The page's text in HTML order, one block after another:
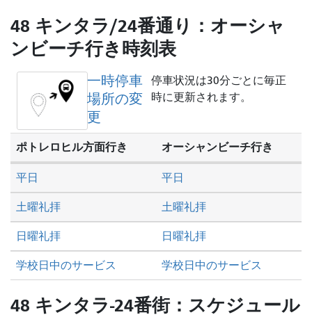
旅
し
た
か
48 キンタラ/24番通り：オーシャ
ンビーチ行き時刻表
一時停車
場所の変
更
停車状況は30分ごとに毎正
時に更新されます。
ポトレロヒル方面行き オーシャンビーチ行き
土曜礼拝 土曜礼拝
日曜礼拝 日曜礼拝
平日 平日
学校日中のサービス 学校日中のサービス
48 キンタラ-24番街：スケジュール